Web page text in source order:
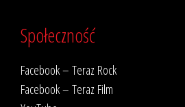
Społeczność
Facebook – Teraz Rock
Facebook – Teraz Film